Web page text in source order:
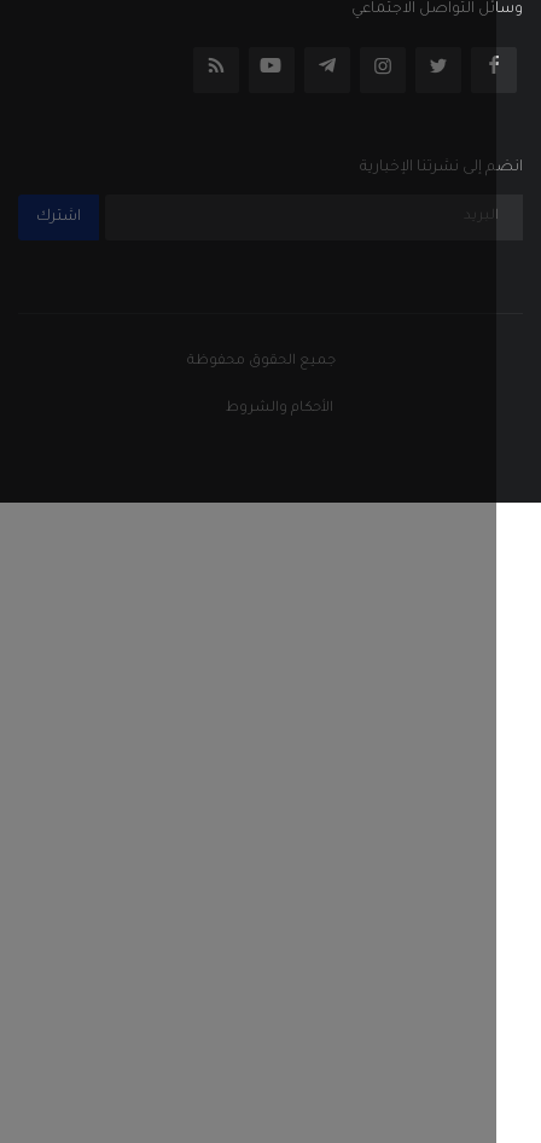
التواصل الاجتماعي
إلى نشرتنا الإخبارية
جميع الحقوق محفوظة
الأحكام والشروط